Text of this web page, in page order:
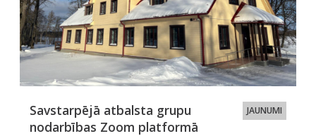
JAUNUMI
Savstarpējā atbalsta grupu
nodarbības Zoom platformā